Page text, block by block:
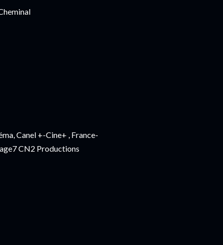
Canel +-Cine+ , France-
CN2 Productions